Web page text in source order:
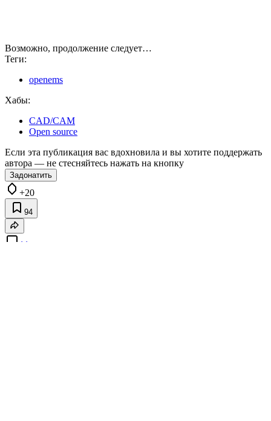
Возможно, продолжение следует…
Теги:
openems
Хабы:
CAD/CAM
Open source
Если эта публикация вас вдохновила и вы хотите поддержать
автора — не стесняйтесь нажать на кнопку
Задонатить
+20
94
11